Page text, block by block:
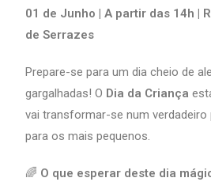
01 de Junho | A partir das 14h |
de Serrazes
Prepare-se para um dia cheio de
gargalhadas! O Dia da Criança
vai transformar-se num verdadeiro
para os mais pequenos.
🌈 O que esperar deste dia